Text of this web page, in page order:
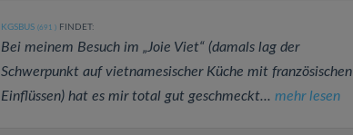
KGSBUS (691 )FINDET:
Bei meinem Besuch im „Joie Viet“ (damals lag der
Schwerpunkt auf vietnamesischer Küche mit französischen
Einflüssen) hat es mir total gut geschmeckt... mehr lesen